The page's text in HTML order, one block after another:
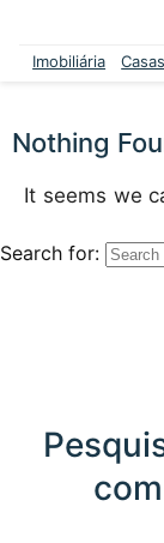
Imobiliária
Nothing
It seems we
Search for: